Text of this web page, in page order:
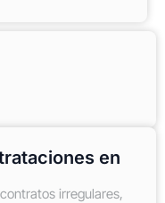
en
irregulares,